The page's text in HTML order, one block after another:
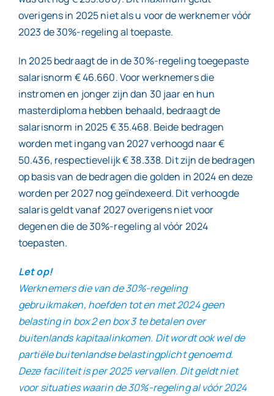
overigens in 2025 niet als u voor de werknemer vóór
2023 de 30%-regeling al toepaste.
In 2025 bedraagt de in de 30%-regeling toegepaste
salarisnorm € 46.660. Voor werknemers die
instromen en jonger zijn dan 30 jaar en hun
masterdiploma hebben behaald, bedraagt de
salarisnorm in 2025 € 35.468. Beide bedragen
worden met ingang van 2027 verhoogd naar €
50.436, respectievelijk € 38.338. Dit zijn de bedragen
op basis van de bedragen die golden in 2024 en deze
worden per 2027 nog geïndexeerd. Dit verhoogde
salaris geldt vanaf 2027 overigens niet voor
degenen die de 30%-regeling al vóór 2024
toepasten.
Let op!
Werknemers die van de 30%-regeling
gebruikmaken, hoefden tot en met 2024 geen
belasting in box 2 en box 3 te betalen over
buitenlands kapitaalinkomen. Dit wordt ook wel de
partiële buitenlandse belastingplicht genoemd.
Deze faciliteit is per 2025 vervallen. Dit geldt niet
voor situaties waarin de 30%-regeling al vóór 2024